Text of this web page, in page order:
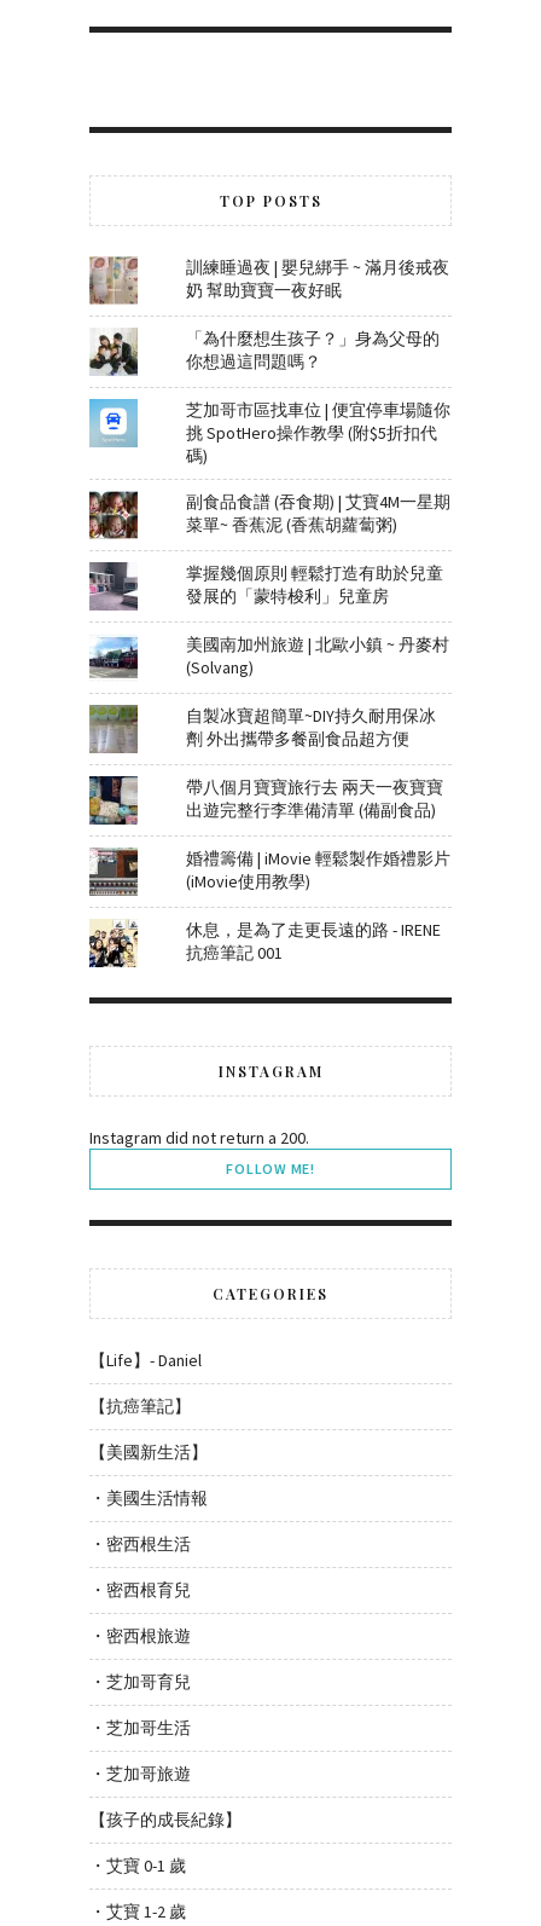
TOP POSTS
訓練睡過夜 | 嬰兒綁手 ~ 滿月後戒夜
奶 幫助寶寶一夜好眠
「為什麼想生孩子？」身為父母的
你想過這問題嗎？
芝加哥市區找車位 | 便宜停車場隨你
挑 SpotHero操作教學 (附$5折扣代
碼)
副食品食譜 (吞食期) | 艾寶4M一星期
菜單~ 香蕉泥 (香蕉胡蘿蔔粥)
掌握幾個原則 輕鬆打造有助於兒童
發展的「蒙特梭利」兒童房
美國南加州旅遊 | 北歐小鎮 ~ 丹麥村
(Solvang)
自製冰寶超簡單~DIY持久耐用保冰
劑 外出攜帶多餐副食品超方便
帶八個月寶寶旅行去 兩天一夜寶寶
出遊完整行李準備清單 (備副食品)
婚禮籌備 | iMovie 輕鬆製作婚禮影片
(iMovie使用教學)
休息，是為了走更長遠的路 - IRENE
抗癌筆記 001
INSTAGRAM
Instagram did not return a 200.
FOLLOW ME!
CATEGORIES
【Life】- Daniel
【抗癌筆記】
【美國新生活】
・美國生活情報
・密西根生活
・密西根育兒
・密西根旅遊
・芝加哥育兒
・芝加哥生活
・芝加哥旅遊
【孩子的成長紀錄】
・艾寶 0-1 歲
・艾寶 1-2 歲